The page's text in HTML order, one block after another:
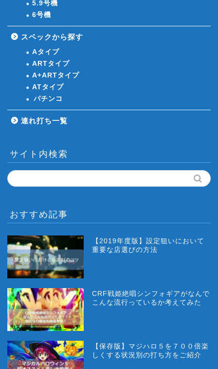
5.9号機
6号機
スペックから探す
Aタイプ
ARTタイプ
A+ARTタイプ
ATタイプ
パチンコ
連れ打ち一覧
サイト内検索
おすすめ記事
【2019年度版】設定狙いにおいて
重要な店選びの方法
CRF戦姫絶唱シンフォギアがなんで
こんな流行っているか考えてみた
【保存版】マジハロ５を７００倍楽
しくする状況別の打ち方をご紹介